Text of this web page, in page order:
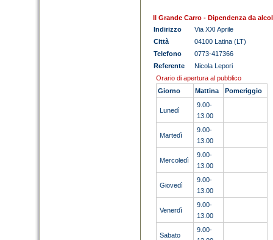
Il Grande Carro - Dipendenza da alcol
Indirizzo
Via XXI Aprile
Città
04100 Latina (LT)
Telefono
0773-417366
Referente
Nicola Lepori
Orario di apertura al pubblico
Giorno
Mattina Pomeriggio
Lunedì
9.00-
13.00
Martedì
9.00-
13.00
Mercoledì
9.00-
13.00
Giovedì
9.00-
13.00
Venerdì
9.00-
13.00
Sabato
9.00-